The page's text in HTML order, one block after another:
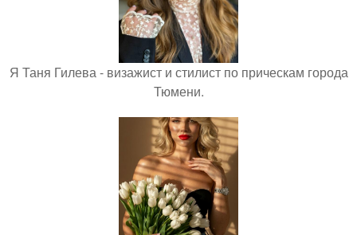
Я Таня Гилева - визажист и стилист по прическам города
Тюмени.